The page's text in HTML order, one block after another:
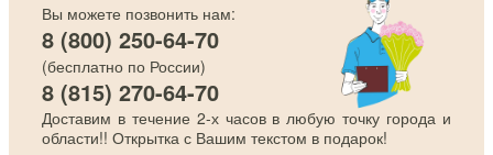
Вы можете позвонить нам:
8 (800) 250-64-70
(бесплатно по России)
8 (815) 270-64-70
Доставим в течение 2-х часов в любую точку города и
области!! Открытка с Вашим текстом в подарок!